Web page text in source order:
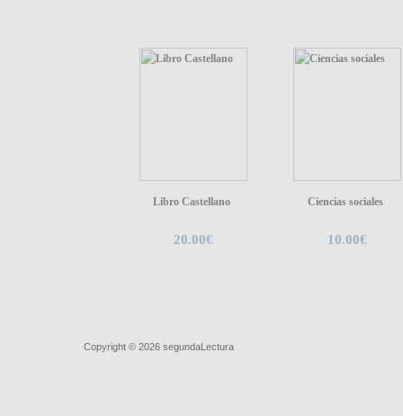
Libro Castellano
20.00€
Ciencias sociales
10.00€
Copyright © 2026 segundaLectura